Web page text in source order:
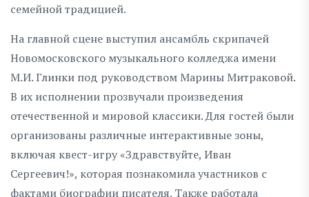
семейной традицией.
На главной сцене выступил ансамбль скрипачей
Новомосковского музыкального колледжа имени
М.И. Глинки под руководством Марины Митраковой.
В их исполнении прозвучали произведения
отечественной и мировой классики. Для гостей были
организованы различные интерактивные зоны,
включая квест-игру «Здравствуйте, Иван
Сергеевич!», которая познакомила участников с
фактами биографии писателя. Также работала